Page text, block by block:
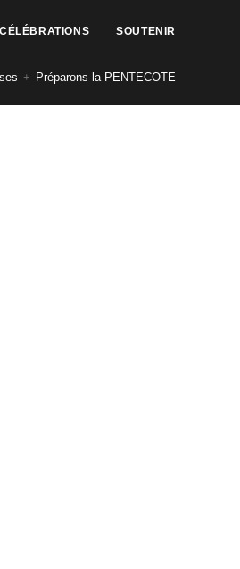
CÉLÉBRATIONS SOUTENIR
+ Préparons la PENTECOTE